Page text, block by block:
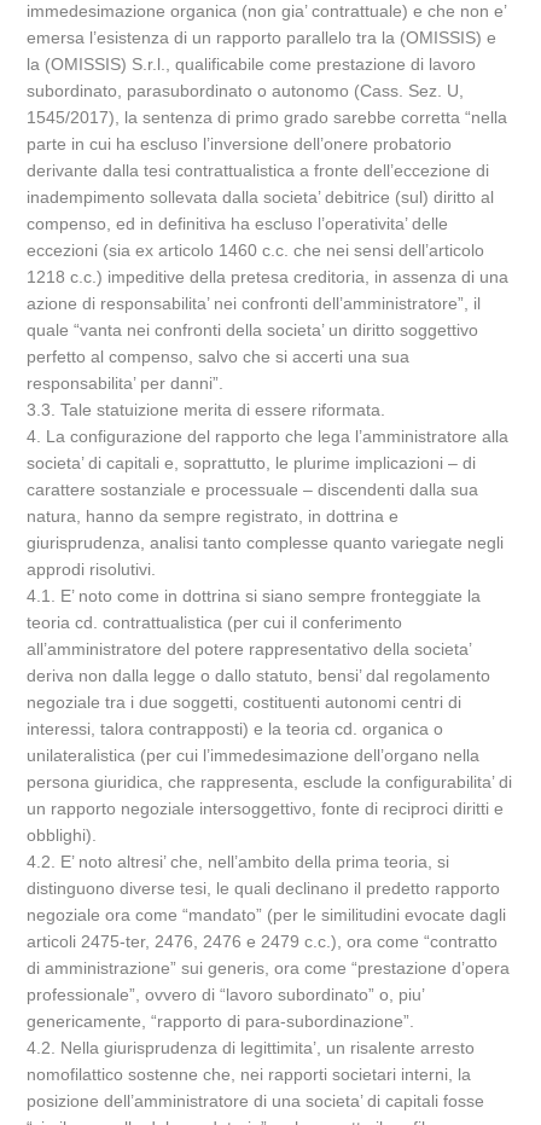
immedesimazione organica (non gia’ contrattuale) e che non e’
emersa l’esistenza di un rapporto parallelo tra la (OMISSIS) e
la (OMISSIS) S.r.l., qualificabile come prestazione di lavoro
subordinato, parasubordinato o autonomo (Cass. Sez. U,
1545/2017), la sentenza di primo grado sarebbe corretta “nella
parte in cui ha escluso l’inversione dell’onere probatorio
derivante dalla tesi contrattualistica a fronte dell’eccezione di
inadempimento sollevata dalla societa’ debitrice (sul) diritto al
compenso, ed in definitiva ha escluso l’operativita’ delle
eccezioni (sia ex articolo 1460 c.c. che nei sensi dell’articolo
1218 c.c.) impeditive della pretesa creditoria, in assenza di una
azione di responsabilita’ nei confronti dell’amministratore”, il
quale “vanta nei confronti della societa’ un diritto soggettivo
perfetto al compenso, salvo che si accerti una sua
responsabilita’ per danni”.
3.3. Tale statuizione merita di essere riformata.
4. La configurazione del rapporto che lega l’amministratore alla
societa’ di capitali e, soprattutto, le plurime implicazioni – di
carattere sostanziale e processuale – discendenti dalla sua
natura, hanno da sempre registrato, in dottrina e
giurisprudenza, analisi tanto complesse quanto variegate negli
approdi risolutivi.
4.1. E’ noto come in dottrina si siano sempre fronteggiate la
teoria cd. contrattualistica (per cui il conferimento
all’amministratore del potere rappresentativo della societa’
deriva non dalla legge o dallo statuto, bensi’ dal regolamento
negoziale tra i due soggetti, costituenti autonomi centri di
interessi, talora contrapposti) e la teoria cd. organica o
unilateralistica (per cui l’immedesimazione dell’organo nella
persona giuridica, che rappresenta, esclude la configurabilita’ di
un rapporto negoziale intersoggettivo, fonte di reciproci diritti e
obblighi).
4.2. E’ noto altresi’ che, nell’ambito della prima teoria, si
distinguono diverse tesi, le quali declinano il predetto rapporto
negoziale ora come “mandato” (per le similitudini evocate dagli
articoli 2475-ter, 2476, 2476 e 2479 c.c.), ora come “contratto
di amministrazione” sui generis, ora come “prestazione d’opera
professionale”, ovvero di “lavoro subordinato” o, piu’
genericamente, “rapporto di para-subordinazione”.
4.2. Nella giurisprudenza di legittimita’, un risalente arresto
nomofilattico sostenne che, nei rapporti societari interni, la
posizione dell’amministratore di una societa’ di capitali fosse